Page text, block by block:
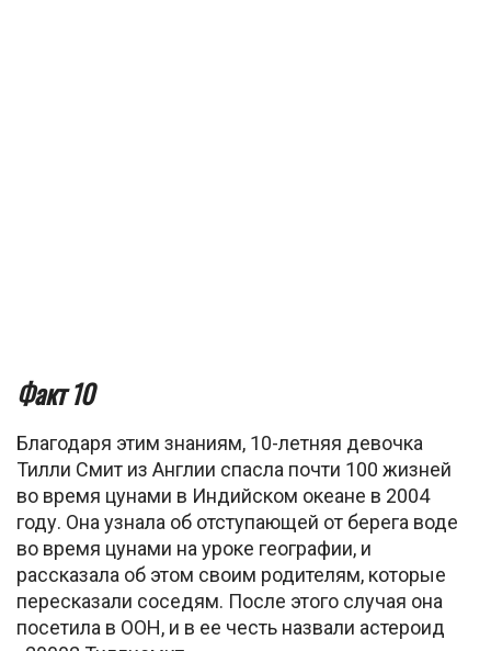
Факт 10
Благодаря этим знаниям, 10-летняя девочка
Тилли Смит из Англии спасла почти 100 жизней
во время цунами в Индийском океане в 2004
году. Она узнала об отступающей от берега воде
во время цунами на уроке географии, и
рассказала об этом своим родителям, которые
пересказали соседям. После этого случая она
посетила в ООН, и в ее честь назвали астероид